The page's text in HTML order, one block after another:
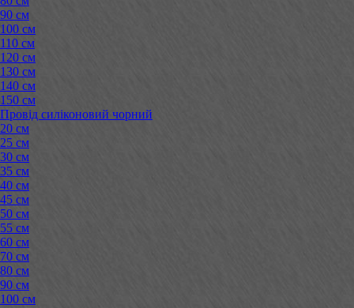
90 см
100 см
110 см
120 см
130 см
140 см
150 см
Провід силіконовий чорний
20 см
25 см
30 см
35 см
40 см
45 см
50 см
55 см
60 см
70 см
80 см
90 см
100 см